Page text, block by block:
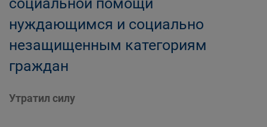
нуждающимся и социально
незащищенным категориям
граждан
Утратил силу